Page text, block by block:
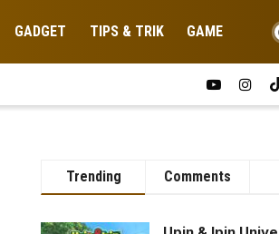
GADGET TIPS & TRIK GAME
Trending Comments